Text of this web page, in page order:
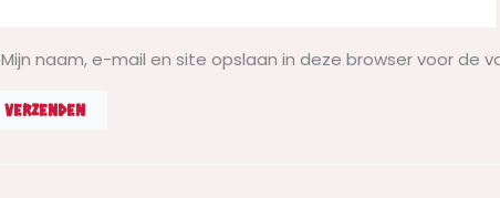
Mijn naam, e-mail en site opslaan in deze browser voor de